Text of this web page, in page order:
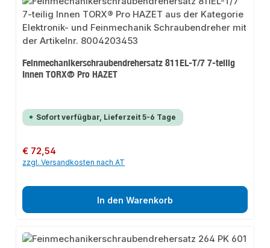
Feinmechanikerschraubendrehersatz 811EL-T/7 7-teilig
Innen TORX® Pro HAZET
Sofort verfügbar, Lieferzeit 5-6 Tage
Regulärer Preis:
€ 72,54
zzgl. Versandkosten nach AT
In den Warenkorb